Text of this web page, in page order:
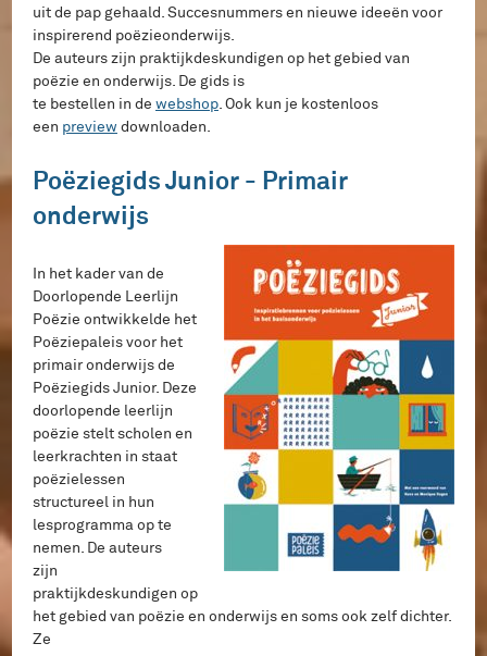
uit de pap gehaald. Succesnummers en nieuwe ideeën voor
inspirerend poëzieonderwijs.
De auteurs zijn praktijkdeskundigen op het gebied van
poëzie en onderwijs. De gids is
te bestellen in de webshop. Ook kun je kostenloos
een preview downloaden.
Poëziegids Junior - Primair
onderwijs
In het kader van de
Doorlopende Leerlijn
Poëzie ontwikkelde het
Poëziepaleis voor het
primair onderwijs de
Poëziegids Junior. Deze
doorlopende leerlijn
poëzie stelt scholen en
leerkrachten in staat
poëzielessen
structureel in hun
lesprogramma op te
nemen. De auteurs
zijn
praktijkdeskundigen op
het gebied van poëzie en onderwijs en soms ook zelf dichter.
Ze